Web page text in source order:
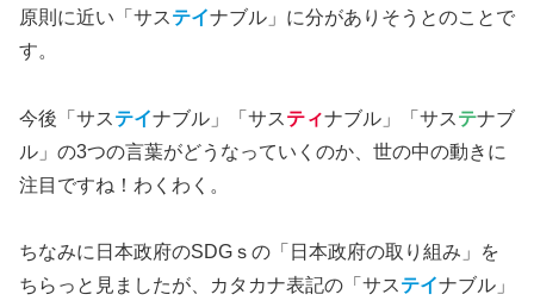
原則に近い「サステイナブル」に分がありそうとのことで
す。
今後「サステイナブル」「サスティナブル」「サステナブ
ル」の3つの言葉がどうなっていくのか、世の中の動きに
注目ですね！わくわく。
ちなみに日本政府のSDGｓの「日本政府の取り組み」を
ちらっと見ましたが、カタカナ表記の「サステイナブル」